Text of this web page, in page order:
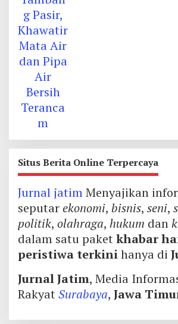
Situs Berita Online Terpercaya
Jurnal jatimMenyajikan
seputarekonomi, bisnis, seni,
politik, olahraga, hukum dan
dalam satu paketkhabar
peristiwa terkinihanya di
Jurnal Jatim, Media
RakyatSurabaya, Jawa